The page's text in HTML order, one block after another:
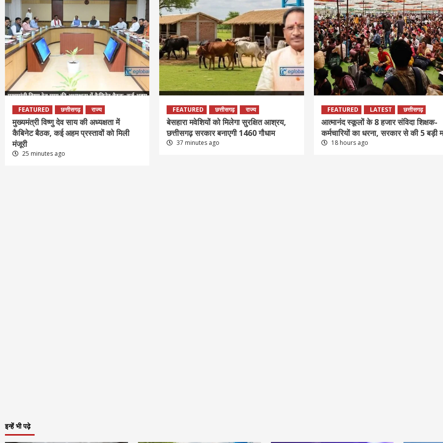
FEATURED छत्तीसगढ़ राज्य
मुख्यमंत्री विष्णु देव साय की अध्यक्षता में
कैबिनेट बैठक, कई अहम प्रस्तावों को मिली
मंजूरी
25 minutes ago
FEATURED छत्तीसगढ़ राज्य
बेसहारा मवेशियों को मिलेगा सुरक्षित आश्रय,
छत्तीसगढ़ सरकार बनाएगी 1460 गौधाम
37 minutes ago
FEATURED LATEST छत्तीसगढ़
आत्मानंद स्कूलों के 8 हजार संविदा शिक्षक-
कर्मचारियों का धरना, सरकार से की 5 बड़ी
18 hours ago
इन्हें भी पढ़े